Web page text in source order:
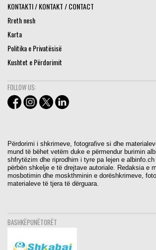
KONTAKTI / KONTAKT / CONTACT
Rreth nesh
Karta
Politika e Privatësisë
Kushtet e Përdorimit
FOLLOW US:
Përdorimi i shkrimeve, fotografive si dhe
mund të bëhet vetëm duke e përmendur burimin
shfrytëzim dhe riprodhim i tyre pa lejen e
përbën shkelje e të drejtave autoriale. Redaksia e
mosbotimin dhe moskthminin e dorëshkrimeve,
materialeve të tjera të dërguara.
BASHKËPUNËTORËT